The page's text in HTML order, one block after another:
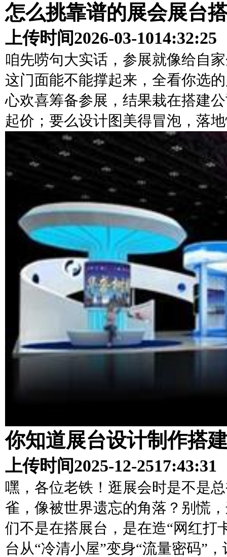
怎么挑靠谱的展会展台
上传时间2026-03-1014:32:25
咱先唠句大实话，参展就像给自
这门面能不能撑起来，全看你选
心欢喜筹备参展，结果栽在搭建
起价；要么设计图美得冒泡，落
你知道展台设计制作搭
上传时间2025-12-2517:43:31
嘿，各位老铁！逛展会时是不是
雀，像被世界遗忘的角落？别慌
们不是在搭展台，是在造“网红打
台从“冷清小屋”变身“流量密码”